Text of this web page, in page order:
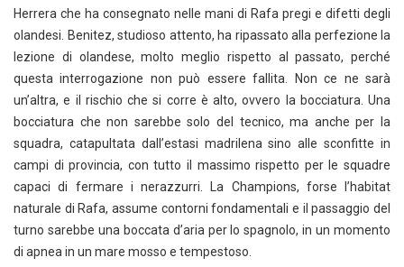
Herrera che ha consegnato nelle mani di Rafa pregi e difetti degli
olandesi. Benitez, studioso attento, ha ripassato alla perfezione la
lezione di olandese, molto meglio rispetto al passato, perché
questa interrogazione non può essere fallita. Non ce ne sarà
un’altra, e il rischio che si corre è alto, ovvero la bocciatura. Una
bocciatura che non sarebbe solo del tecnico, ma anche per la
squadra, catapultata dall’estasi madrilena sino alle sconfitte in
campi di provincia, con tutto il massimo rispetto per le squadre
capaci di fermare i nerazzurri. La Champions, forse l’habitat
naturale di Rafa, assume contorni fondamentali e il passaggio del
turno sarebbe una boccata d’aria per lo spagnolo, in un momento
di apnea in un mare mosso e tempestoso.